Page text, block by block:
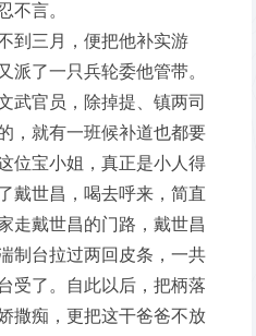
不言。
到三月，便把他补实游
派了一只兵轮委他管带。
武官员，除掉提、镇两司
，就有一班候补道也都要
位宝小姐，真正是小人得
戴世昌，喝去呼来，简直
走戴世昌的门路，戴世昌
制台拉过两回皮条，一共
受了。自此以后，把柄落
撒痴，更把这干爸爸不放